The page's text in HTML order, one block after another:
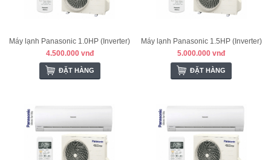
Máy lạnh Panasonic 1.0HP (Inverter)
4.500.000 vnđ
ĐẶT HÀNG
Máy lạnh Panasonic 1.5HP (Inverter)
5.000.000 vnđ
ĐẶT HÀNG